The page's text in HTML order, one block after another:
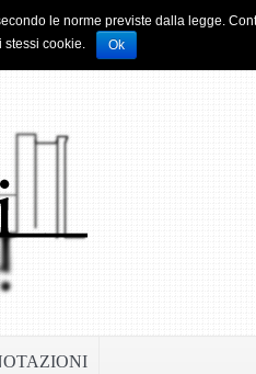
le norme previste dalla legge.
stessi cookie.
Ok